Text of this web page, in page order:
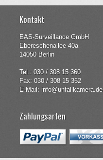
Kontakt
EAS-Surveillance GmbH
Ebereschenallee 40a
14050 Berlin
Tel.: 030 / 308 15 360
Fax: 030 / 308 15 362
E-Mail: info@unfallkamera.de
Zahlungsarten